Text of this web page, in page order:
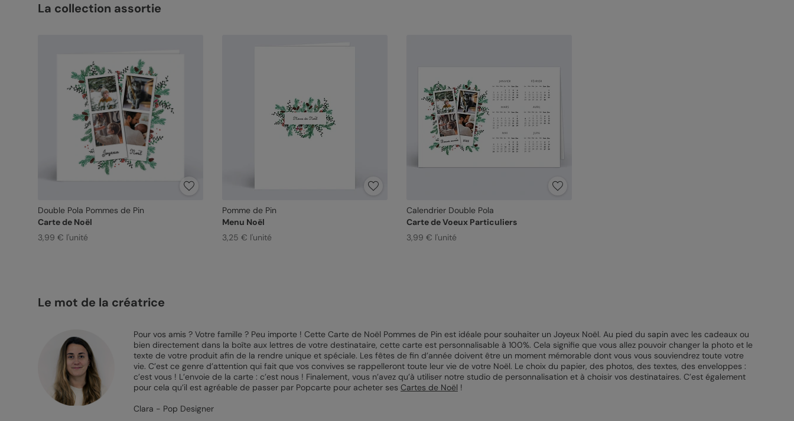
La collection assortie
Double Pola Pommes de Pin
Carte de Noël
3,99 € l'unité
Pomme de Pin
Menu Noël
3,25 € l'unité
Calendrier Double Pola
Carte de Voeux Particuliers
3,99 € l'unité
Le mot de la créatrice
Pour vos amis ? Votre famille ? Peu importe ! Cette Carte de Noël Pommes de Pin est idéale pour souhaiter un Joyeux Noël. Au pied du sapin avec les cadeaux ou
bien directement dans la boîte aux lettres de votre destinataire, cette carte est personnalisable à 100%. Cela signifie que vous allez pouvoir changer la photo et le
texte de votre produit afin de la rendre unique et spéciale. Les fêtes de fin d’année doivent être un moment mémorable dont vous vous souviendrez toute votre
vie. C’est ce genre d’attention qui fait que vos convives se rappelleront toute leur vie de votre Noël. Le choix du papier, des photos, des textes, des enveloppes :
c’est vous ! L’envoie de la carte : c’est nous ! Finalement, vous n’avez qu’à utiliser notre studio de personnalisation et à choisir vos destinataires. C’est également
pour cela qu’il est agréable de passer par Popcarte pour acheter ses Cartes de Noël !
Clara - Pop Designer